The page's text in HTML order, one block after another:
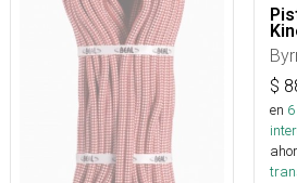
$
en 6